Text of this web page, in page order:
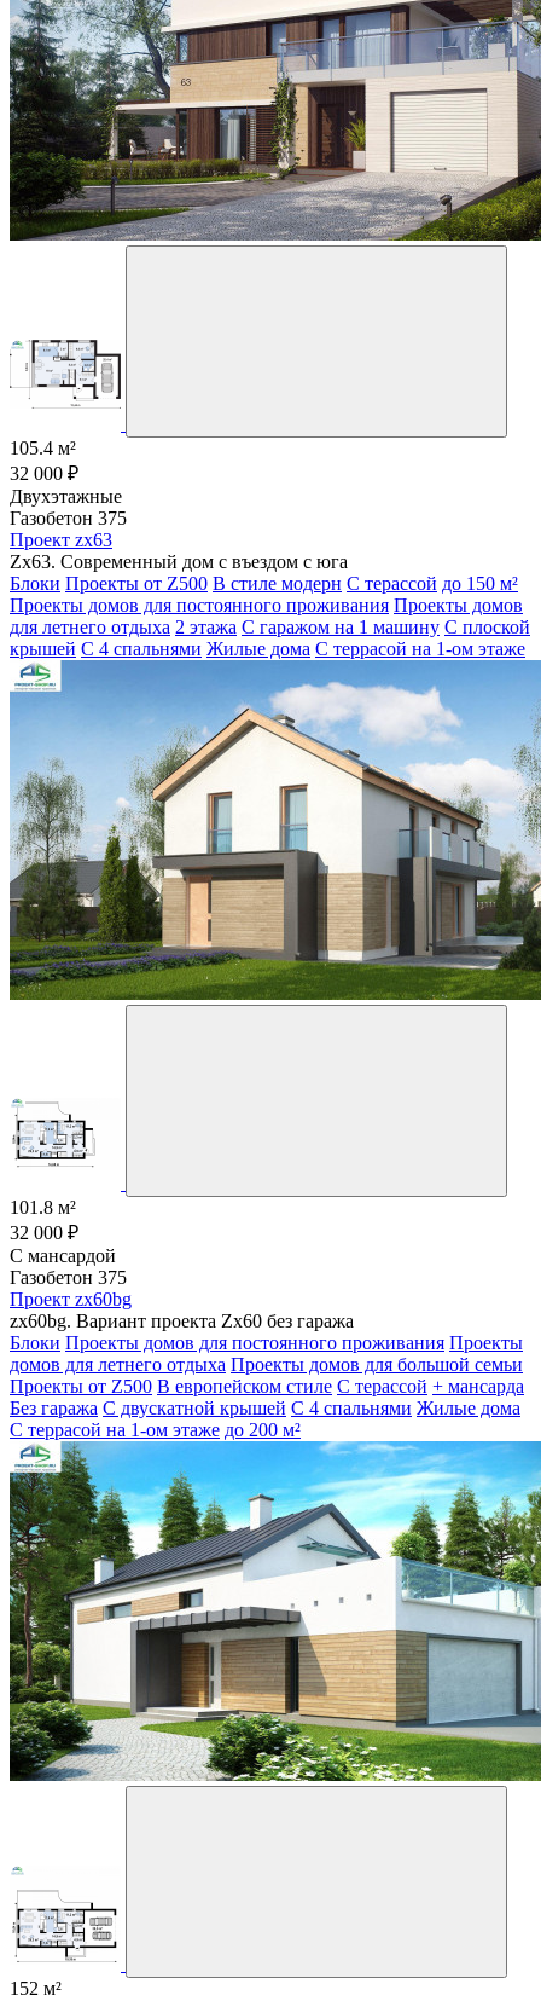
105.4 м²
32 000 ₽
Двухэтажные
Газобетон 375
Проект zx63
Zx63. Современный дом с въездом с юга
Блоки Проекты от Z500 В стиле модерн С терассой до 150 м²
Проекты домов для постоянного проживания Проекты домов
для летнего отдыха 2 этажа С гаражом на 1 машину С плоской
крышей С 4 спальнями Жилые дома С террасой на 1-ом этаже
101.8 м²
32 000 ₽
С мансардой
Газобетон 375
Проект zx60bg
zx60bg. Вариант проекта Zx60 без гаража
Блоки Проекты домов для постоянного проживания Проекты
домов для летнего отдыха Проекты домов для большой семьи
Проекты от Z500 В европейском стиле С терассой + мансарда
Без гаража С двускатной крышей С 4 спальнями Жилые дома
С террасой на 1-ом этаже до 200 м²
152 м²